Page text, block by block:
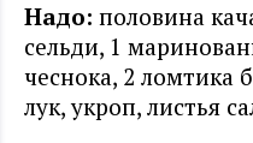
Надо: половина
сельди, 1
чеснока, 2 ломтика
лук, укроп, листья